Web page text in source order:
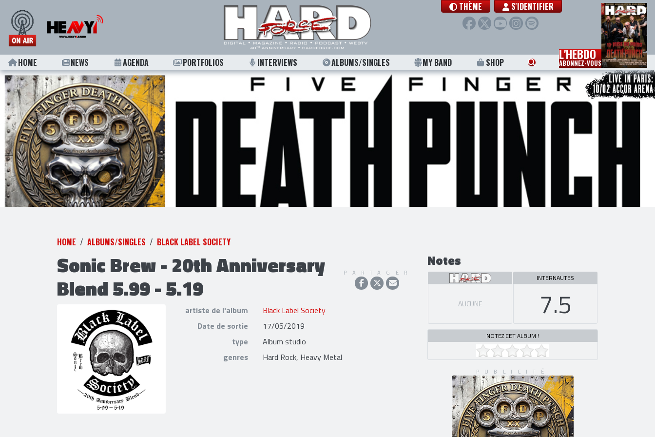
THÈME S'IDENTIFIER
HOME NEWS AGENDA PORTFOLIOS INTERVIEWS ALBUMS/SINGLES MY BAND SHOP L'HEBDO
ABONNEZ-VOUS
HOME ALBUMS/SINGLES BLACK LABEL SOCIETY
Sonic Brew - 20th Anniversary
Blend 5.99 - 5.19
PARTAGER
artiste de l'album
Black Label Society
Date de sortie
17/05/2019
type
Album studio
genres
Hard Rock, Heavy Metal
Notes
AUCUNE
INTERNAUTES
7.5
NOTEZ CET ALBUM !